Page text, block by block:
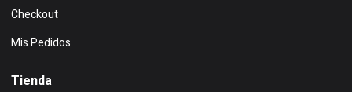
Checkout
Mis Pedidos
Tienda